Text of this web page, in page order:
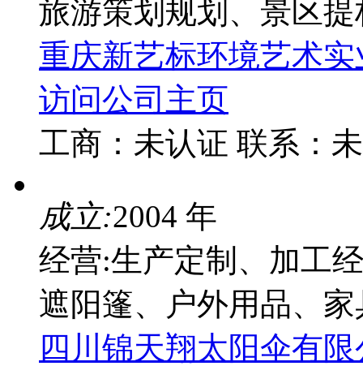
旅游策划规划、景区
重庆新艺标环境艺术
访问公司主页
工商： 未认证 联系：
成立:2004 年
经营:生产定制、加工
遮阳篷、户外用品、家
四川锦天翔太阳伞有